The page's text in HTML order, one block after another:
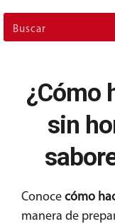
¿Cómo
sin
Conoce cómo
manera de